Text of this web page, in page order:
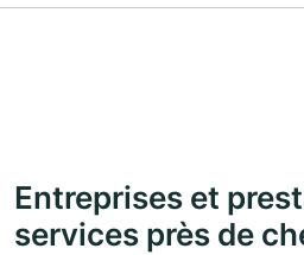
Entreprises et
services près de